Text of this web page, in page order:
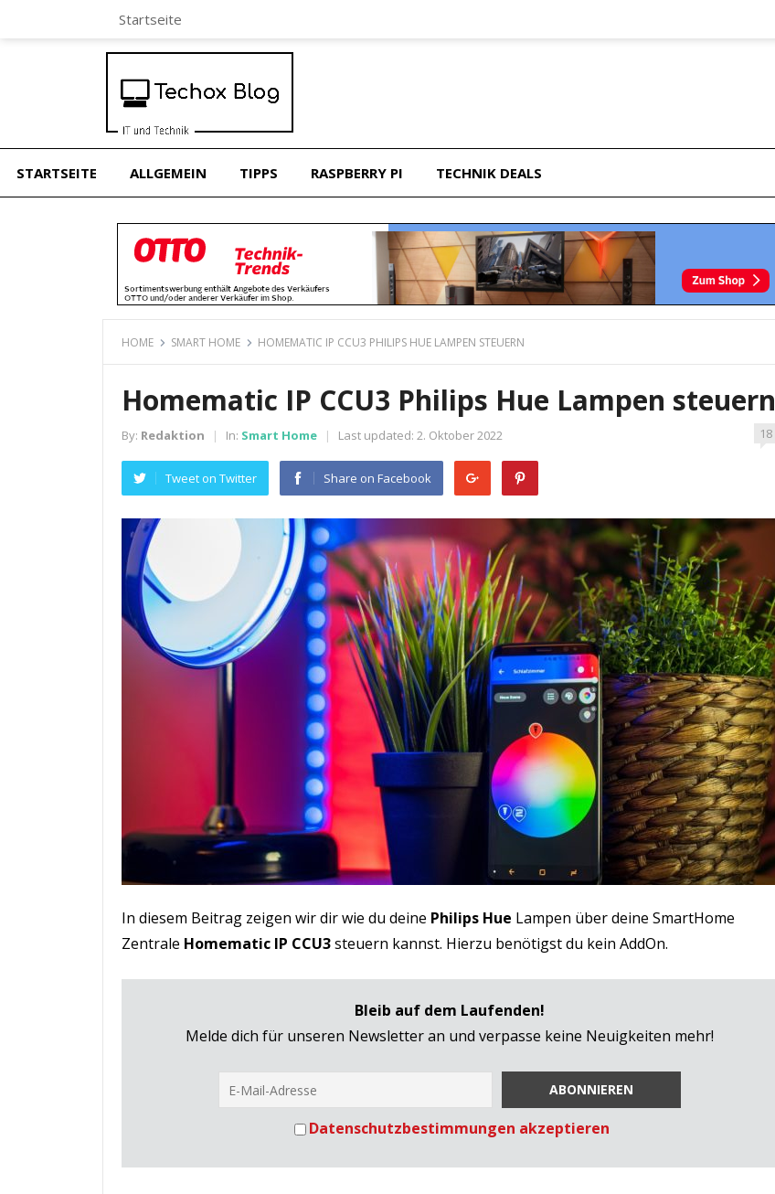
Startseite
STARTSEITE ALLGEMEIN TIPPS RASPBERRY PI TECHNIK DEALS
HOME SMART HOME HOMEMATIC IP CCU3 PHILIPS HUE LAMPEN STEUERN
Homematic IP CCU3 Philips Hue Lampen steuern
By: Redaktion | In: Smart Home | Last updated: 2. Oktober 2022 18
Tweet on Twitter Share on Facebook
In diesem Beitrag zeigen wir dir wie du deine Philips Hue Lampen über deine SmartHome
Zentrale Homematic IP CCU3steuern kannst. Hierzu benötigst du kein AddOn.
Bleib auf dem Laufenden!
Melde dich für unseren Newsletter an und verpasse keine Neuigkeiten mehr!
Datenschutzbestimmungen akzeptieren